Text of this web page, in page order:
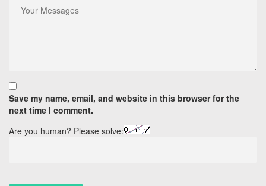
Save my name, email, and website in this browser for the
next time I comment.
Are you human? Please solve: